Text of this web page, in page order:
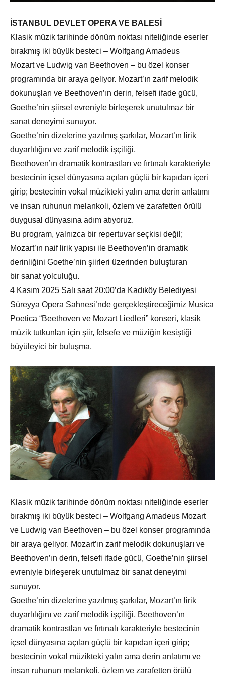
İSTANBUL DEVLET OPERA VE BALESİ
Klasik müzik tarihinde dönüm noktası niteliğinde eserler
bırakmış iki büyük besteci – Wolfgang Amadeus
Mozart ve Ludwig van Beethoven – bu özel konser
programında bir araya geliyor. Mozart’ın zarif melodik
dokunuşları ve Beethoven’ın derin, felsefi ifade gücü,
Goethe’nin şiirsel evreniyle birleşerek unutulmaz bir
sanat deneyimi sunuyor.
Goethe’nin dizelerine yazılmış şarkılar, Mozart’ın lirik
duyarlılığını ve zarif melodik işçiliği,
Beethoven’ın dramatik kontrastları ve fırtınalı karakteriyle
bestecinin içsel dünyasına açılan güçlü bir kapıdan içeri
girip; bestecinin vokal müzikteki yalın ama derin anlatımı
ve insan ruhunun melankoli, özlem ve zarafetten örülü
duygusal dünyasına adım atıyoruz.
Bu program, yalnızca bir repertuvar seçkisi değil;
Mozart’ın naif lirik yapısı ile Beethoven’in dramatik
derinliğini Goethe’nin şiirleri üzerinden buluşturan
bir sanat yolculuğu.
4 Kasım 2025 Salı saat 20:00’da Kadıköy Belediyesi
Süreyya Opera Sahnesi’nde gerçekleştireceğimiz Musica
Poetica “Beethoven ve Mozart Liedleri” konseri, klasik
müzik tutkunları için şiir, felsefe ve müziğin kesiştiği
büyüleyici bir buluşma.
Klasik müzik tarihinde dönüm noktası niteliğinde eserler
bırakmış iki büyük besteci – Wolfgang Amadeus Mozart
ve Ludwig van Beethoven – bu özel konser programında
bir araya geliyor. Mozart’ın zarif melodik dokunuşları ve
Beethoven’ın derin, felsefi ifade gücü, Goethe’nin şiirsel
evreniyle birleşerek unutulmaz bir sanat deneyimi
sunuyor.
Goethe’nin dizelerine yazılmış şarkılar, Mozart’ın lirik
duyarlılığını ve zarif melodik işçiliği, Beethoven’ın
dramatik kontrastları ve fırtınalı karakteriyle bestecinin
içsel dünyasına açılan güçlü bir kapıdan içeri girip;
bestecinin vokal müzikteki yalın ama derin anlatımı ve
insan ruhunun melankoli, özlem ve zarafetten örülü